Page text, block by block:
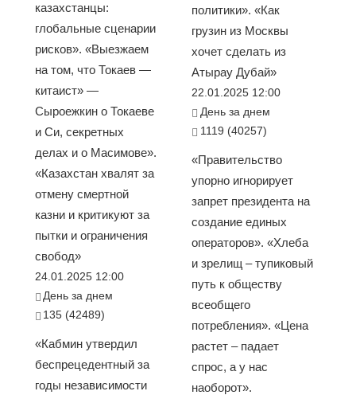
казахстанцы:
глобальные сценарии
рисков». «Выезжаем
на том, что Токаев —
китаист» —
Сыроежкин о Токаеве
и Си, секретных
делах и о Масимове».
«Казахстан хвалят за
отмену смертной
казни и критикуют за
пытки и ограничения
свобод»
24.01.2025 12:00
День за днем
135 (42489)
«Кабмин утвердил
беспрецедентный за
годы независимости
политики». «Как
грузин из Москвы
хочет сделать из
Атырау Дубай»
22.01.2025 12:00
День за днем
1119 (40257)
«Правительство
упорно игнорирует
запрет президента на
создание единых
операторов». «Хлеба
и зрелищ – тупиковый
путь к обществу
всеобщего
потребления». «Цена
растет – падает
спрос, а у нас
наоборот».